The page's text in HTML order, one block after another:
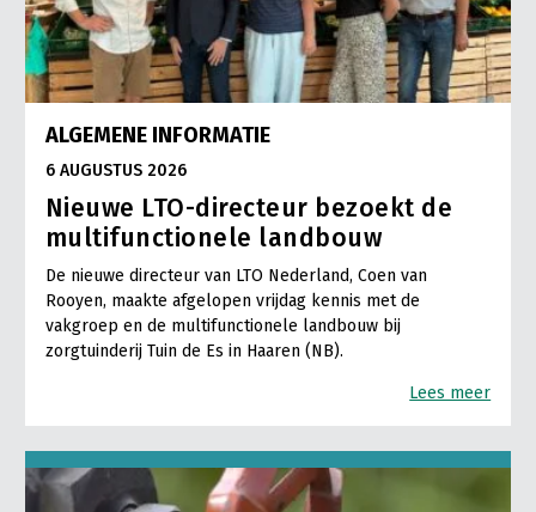
ALGEMENE INFORMATIE
6 AUGUSTUS 2026
Nieuwe LTO-directeur bezoekt de
multifunctionele landbouw
De nieuwe directeur van LTO Nederland, Coen van
Rooyen, maakte afgelopen vrijdag kennis met de
vakgroep en de multifunctionele landbouw bij
zorgtuinderij Tuin de Es in Haaren (NB).
Lees meer